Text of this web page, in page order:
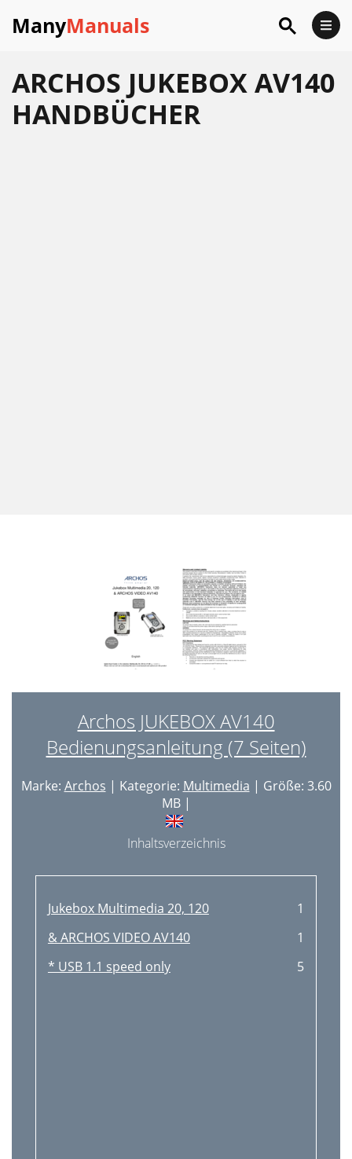
ManyManuals
ARCHOS JUKEBOX AV140
HANDBÜCHER
Archos JUKEBOX AV140
Bedienungsanleitung (7 Seiten)
Marke: Archos | Kategorie: Multimedia | Größe: 3.60
MB |
Inhaltsverzeichnis
Jukebox Multimedia 20, 120
1
& ARCHOS VIDEO AV140
1
* USB 1.1 speed only
5